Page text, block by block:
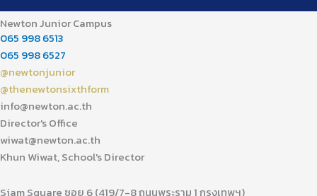
Newton Junior Campus
065 998 6513
065 998 6527
@newtonjunior
@thenewtonsixthform
info@newton.ac.th
Director's Office
wiwat@newton.ac.th
Khun Wiwat, School's Director
Siam Square ซอย 6 (419/7-8 ถนนพระราม 1 กรุงเทพฯ)